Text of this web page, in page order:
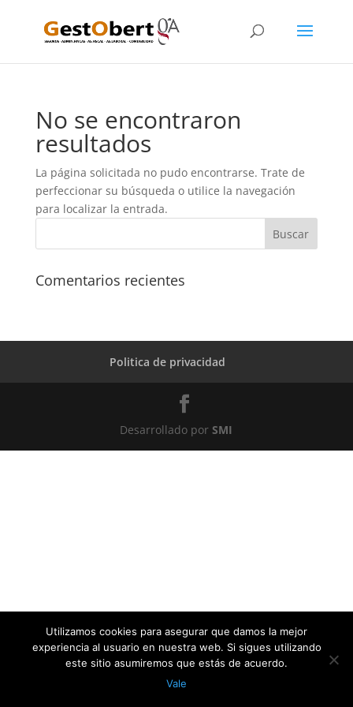
No se encontraron
resultados
La página solicitada no pudo encontrarse. Trate de
perfeccionar su búsqueda o utilice la navegación
para localizar la entrada.
Comentarios recientes
Politica de privacidad
Desarrollado porSMI
Utilizamos cookies para asegurar que damos la mejor
experiencia al usuario en nuestra web. Si sigues utilizando
este sitio asumiremos que estás de acuerdo.
Vale